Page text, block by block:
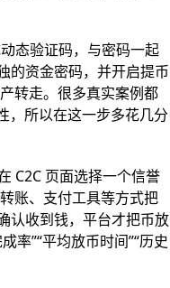
态验证码，与密码一起
的资金密码，并开启提币
转走。很多真实案例都
，所以在这一步多花几分
C2C 页面选择一个信誉
账、支付工具等方式把
认收到钱，平台才把币放
率”“平均放币时间”“历史